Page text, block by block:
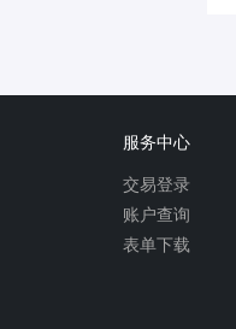
服务中心
交易登录
账户查询
表单下载